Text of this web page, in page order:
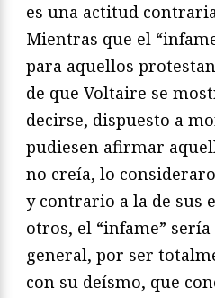
es una actitud
Mientras que el
para aquellos
de que Voltaire se
decirse, dispuesto a
pudiesen afirmar
no creía, lo
y contrario a la de sus
otros, el “infame”
general, por ser
con su deísmo, que